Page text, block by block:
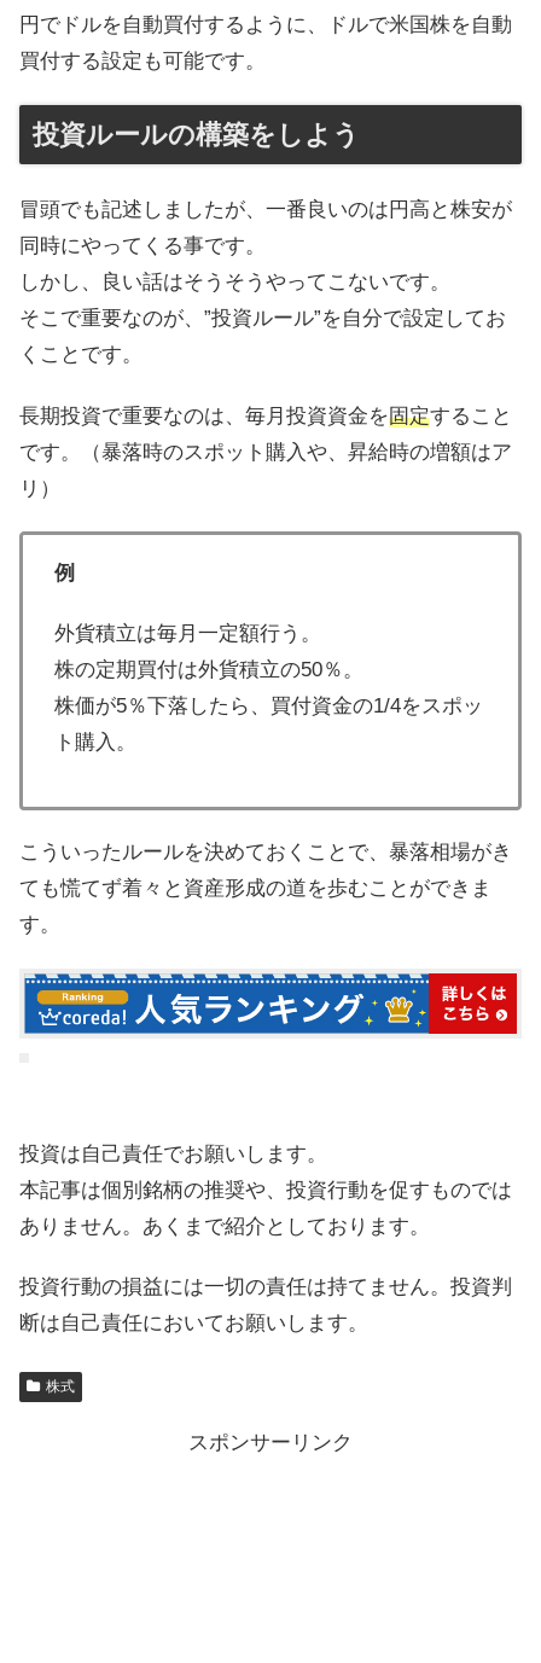
円でドルを自動買付するように、ドルで米国株を自動
買付する設定も可能です。
投資ルールの構築をしよう
冒頭でも記述しましたが、一番良いのは円高と株安が
同時にやってくる事です。
しかし、良い話はそうそうやってこないです。
そこで重要なのが、”投資ルール”を自分で設定してお
くことです。
長期投資で重要なのは、毎月投資資金を固定すること
です。（暴落時のスポット購入や、昇給時の増額はア
リ）
例
外貨積立は毎月一定額行う。
株の定期買付は外貨積立の50％。
株価が5％下落したら、買付資金の1/4をスポッ
ト購入。
こういったルールを決めておくことで、暴落相場がき
ても慌てず着々と資産形成の道を歩むことができま
す。
投資は自己責任でお願いします。
本記事は個別銘柄の推奨や、投資行動を促すものでは
ありません。あくまで紹介としております。
投資行動の損益には一切の責任は持てません。投資判
断は自己責任においてお願いします。
株式
スポンサーリンク